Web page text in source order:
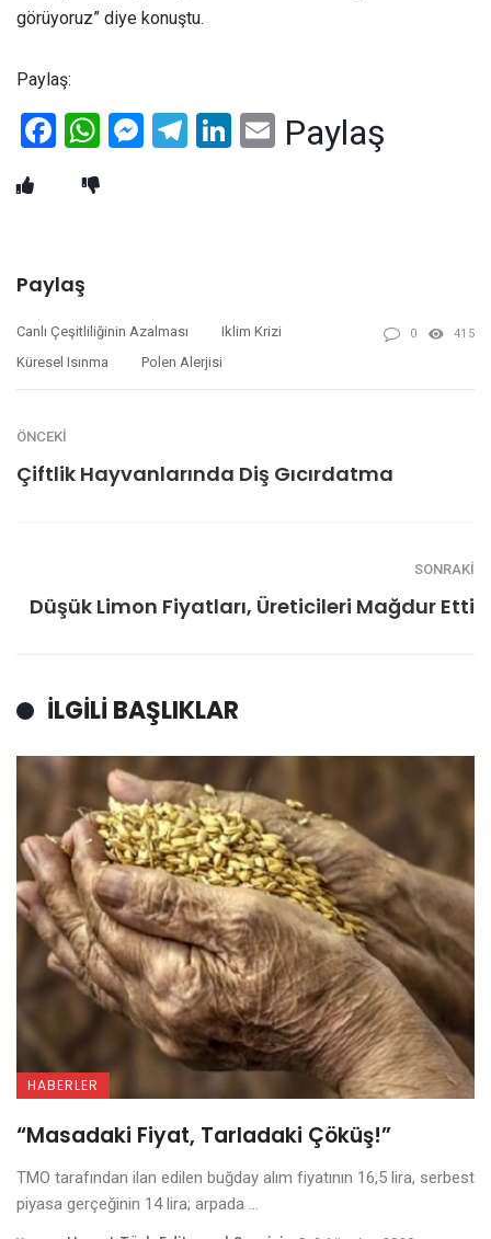
görüyoruz” diye konuştu.
Paylaş:
Facebook
WhatsApp
Messenger
Telegram
LinkedIn
Email
Paylaş
Paylaş
Canlı Çeşitliliğinin Azalması
Iklim Krizi
Küresel Isınma
Polen Alerjisi
0 415
ÖNCEKI
Çiftlik Hayvanlarında Diş Gıcırdatma
SONRAKI
Düşük Limon Fiyatları, Üreticileri Mağdur Etti
İLGILI BAŞLIKLAR
HABERLER
“Masadaki Fiyat, Tarladaki Çöküş!”
TMO tarafından ilan edilen buğday alım fiyatının 16,5 lira, serbest
piyasa gerçeğinin 14 lira; arpada ...